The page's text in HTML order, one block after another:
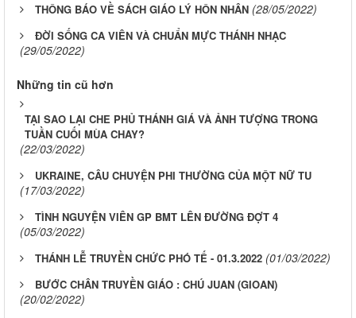
THÔNG BÁO VỀ SÁCH GIÁO LÝ HÔN NHÂN (28/05/2022)
ĐỜI SỐNG CA VIÊN VÀ CHUẨN MỰC THÁNH NHẠC
(29/05/2022)
Những tin cũ hơn
TẠI SAO LẠI CHE PHỦ THÁNH GIÁ VÀ ẢNH TƯỢNG TRONG
TUẦN CUỐI MÙA CHAY?
(22/03/2022)
UKRAINE, CÂU CHUYỆN PHI THƯỜNG CỦA MỘT NỮ TU
(17/03/2022)
TÌNH NGUYỆN VIÊN GP BMT LÊN ĐƯỜNG ĐỢT 4
(05/03/2022)
THÁNH LỄ TRUYỀN CHỨC PHÓ TẾ - 01.3.2022 (01/03/2022)
BƯỚC CHÂN TRUYỀN GIÁO : CHÚ JUAN (GIOAN)
(20/02/2022)